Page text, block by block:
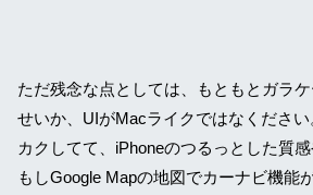
ただ残念な点としては、もともとガラ
せいか、UIがMacライクではなくださ
カクしてて、iPhoneのつるっとした質感
もしGoogle Mapの地図でカーナビ機能